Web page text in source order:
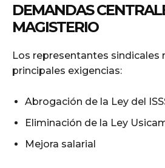
DEMANDAS
MAGISTERIO
Los representantes sindicales
principales exigencias:
Abrogación de la Ley del
Eliminación de la Ley
Mejora salarial